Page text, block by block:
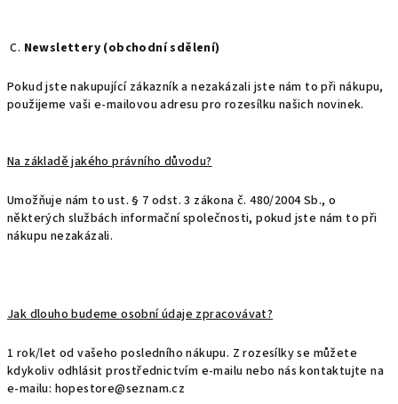
C. Newslettery (obchodní sdělení)
Pokud jste nakupující zákazník a nezakázali jste nám to při nákupu,
použijeme vaši e-mailovou adresu pro rozesílku našich novinek.
Na základě jakého právního důvodu?
Umožňuje nám to ust. § 7 odst. 3 zákona č. 480/2004 Sb., o
některých službách informační společnosti, pokud jste nám to při
nákupu nezakázali.
Jak dlouho budeme osobní údaje zpracovávat?
1 rok/let od vašeho posledního nákupu. Z rozesílky se můžete
kdykoliv odhlásit prostřednictvím e-mailu nebo nás kontaktujte na
e-mailu: hopestore@seznam.cz